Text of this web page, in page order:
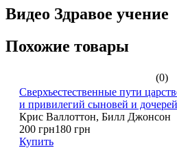
Видео Здравое учение
Похожие товары
(0)
Сверхъестественные пути
и привилегий сыновей и
Крис Валлоттон, Билл Джонсон
200 грн180 грн
Купить